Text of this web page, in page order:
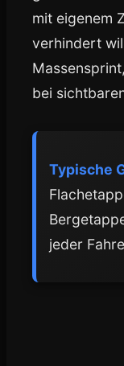
mit eigenem
verhindert
bei
Typische
jeder